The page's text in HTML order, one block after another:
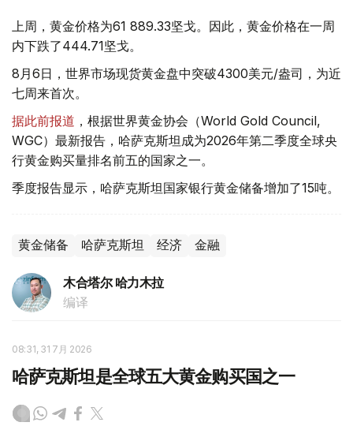
上周，黄金价格为61 889.33坚戈。因此，黄金价格在一周
内下跌了444.71坚戈。
8月6日，世界市场现货黄金盘中突破4300美元/盎司，为近
七周来首次。
据此前报道 ，根据世界黄金协会（World Gold Council,
WGC）最新报告，哈萨克斯坦成为2026年第二季度全球央
行黄金购买量排名前五的国家之一。
季度报告显示，哈萨克斯坦国家银行黄金储备增加了15吨。
黄金储备 哈萨克斯坦 经济 金融
木合塔尔 哈力木拉
编译
08:31, 31 7月 2026
哈萨克斯坦是全球五大黄金购买国之一